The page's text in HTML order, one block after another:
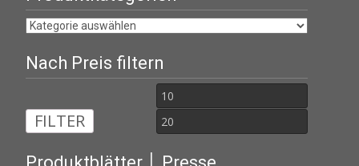
Nach Preis filtern
Min.
Preis
FILTER